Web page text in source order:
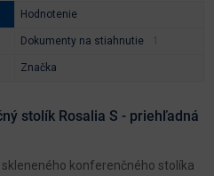
Hodnotenie
Dokumenty na stiahnutie
Značka
stolík Rosalia S - priehľadná
konferenčného stolíka